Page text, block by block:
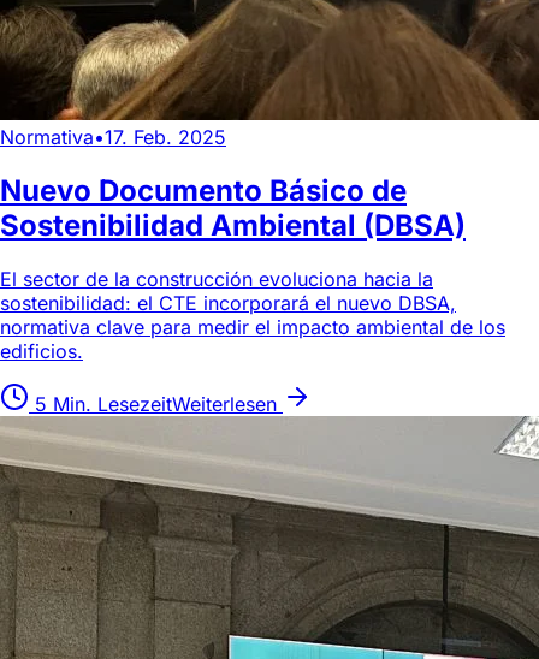
Normativa•17. Feb. 2025
Nuevo Documento Básico de
Sostenibilidad Ambiental (DBSA)
El sector de la construcción evoluciona hacia la
sostenibilidad: el CTE incorporará el nuevo DBSA,
normativa clave para medir el impacto ambiental de los
edificios.
5 Min. LesezeitWeiterlesen